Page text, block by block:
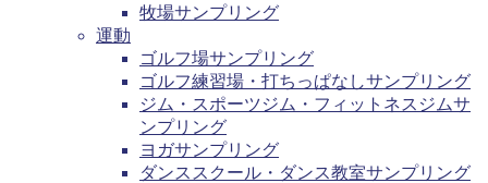
牧場サンプリング
運動
ゴルフ場サンプリング
ゴルフ練習場・打ちっぱなしサンプリング
ジム・スポーツジム・フィットネスジムサ
ンプリング
ヨガサンプリング
ダンススクール・ダンス教室サンプリング